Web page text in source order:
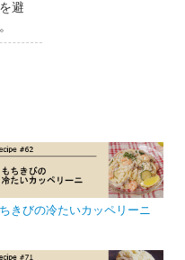
避
きびの冷たいカッペリーニ